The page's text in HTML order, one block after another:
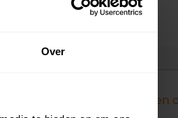
Over
Andere koopsommen